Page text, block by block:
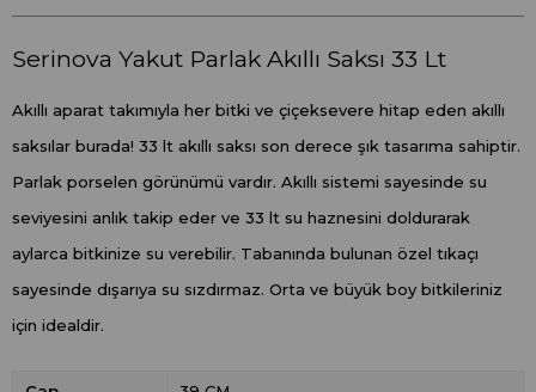
Serinova Yakut Parlak Akıllı Saksı 33 Lt
Akıllı aparat takımıyla her bitki ve çiçeksevere hitap eden akıllı
saksılar burada! 33 lt akıllı saksı son derece şık tasarıma sahiptir.
Parlak porselen görünümü vardır. Akıllı sistemi sayesinde su
seviyesini anlık takip eder ve 33 lt su haznesini doldurarak
aylarca bitkinize su verebilir. Tabanında bulunan özel tıkaçı
sayesinde dışarıya su sızdırmaz. Orta ve büyük boy bitkileriniz
için idealdir.